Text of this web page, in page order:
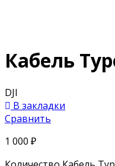
Кабель
DJI
В закладки
Сравнить
1 000 ₽